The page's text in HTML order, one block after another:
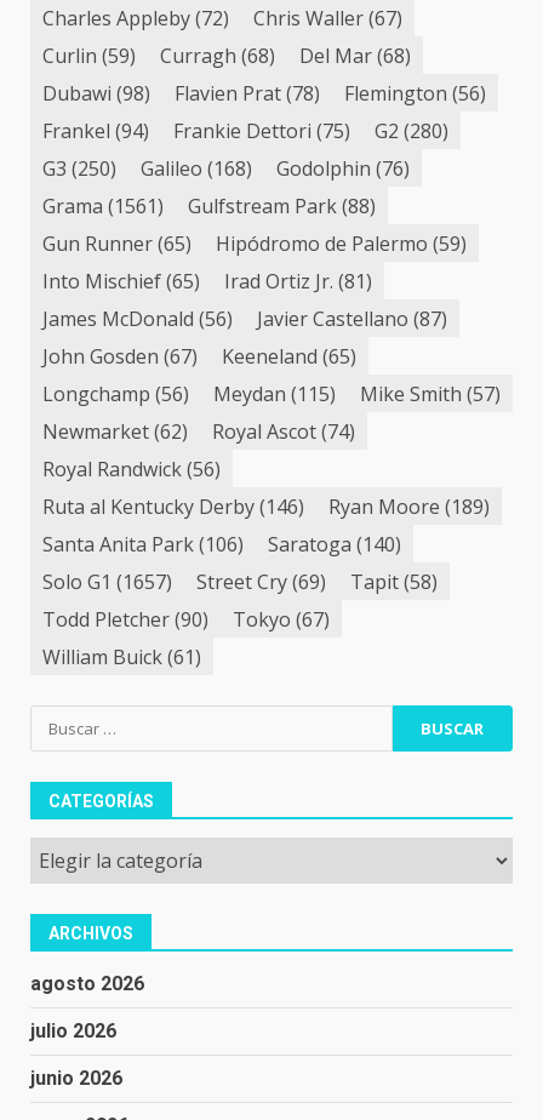
Charles Appleby(72) Chris Waller(67)
Curlin (59) Curragh (68) Del Mar(68)
Dubawi (98) Flavien Prat(78) Flemington (56)
Frankel (94) Frankie Dettori (75) G2 (280)
G3 (250) Galileo (168) Godolphin (76)
Grama (1561) Gulfstream Park(88)
Gun Runner(65) Hipódromo de Palermo (59)
Into Mischief(65) Irad Ortiz Jr. (81)
James McDonald (56) Javier Castellano (87)
John Gosden (67) Keeneland (65)
Longchamp (56) Meydan (115) Mike Smith (57)
Newmarket(62) Royal Ascot(74)
Royal Randwick(56)
Ruta al Kentucky Derby(146) Ryan Moore (189)
Santa Anita Park(106) Saratoga (140)
Solo G1 (1657) Street Cry(69) Tapit(58)
Todd Pletcher(90) Tokyo (67)
William Buick(61)
Buscar:
CATEGORÍAS
Categorías
ARCHIVOS
agosto 2026
julio 2026
junio 2026